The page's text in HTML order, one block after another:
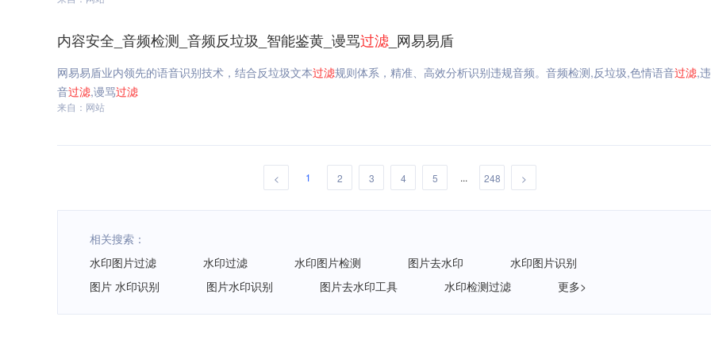
内容安全_音频检测_音频反垃圾_智能鉴黄_谩骂过滤 _网易易盾
网易易盾业内领先的语音识别技术，结合反垃圾文本过滤规则体系，精准、高效分析识别违规音频。音频检测,反垃圾,色情语音过滤,
音过滤,谩骂过滤
来自：网站
< 1 2 3 4 5 ... 248 >
相关搜索：
水印图片过滤
水印过滤 水印图片检测 图片去水印
水印图片识别
图片 水印识别
图片水印识别 图片去水印工具 水印检测过滤 更多>